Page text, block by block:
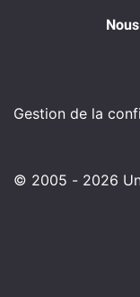
Gestion de la
© 2005 - 2026